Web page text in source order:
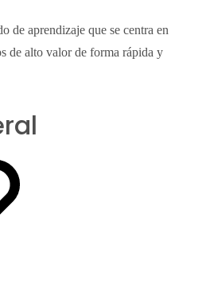
de aprendizaje que se centra en
de alto valor de forma rápida y